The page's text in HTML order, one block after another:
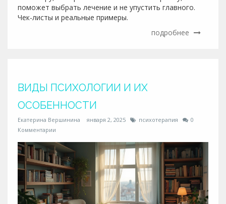
поможет выбрать лечение и не упустить главного.
Чек-листы и реальные примеры.
подробнее
ВИДЫ ПСИХОЛОГИИ И ИХ
ОСОБЕННОСТИ
Екатерина Вершинина января 2, 2025 психотерапия
0
Комментарии